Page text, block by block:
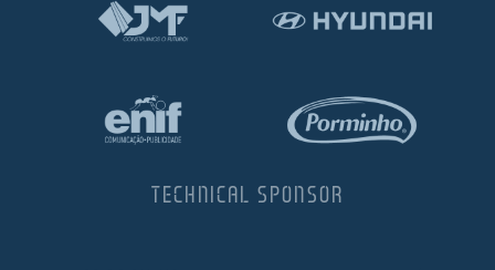
TECHNICAL SPONSOR